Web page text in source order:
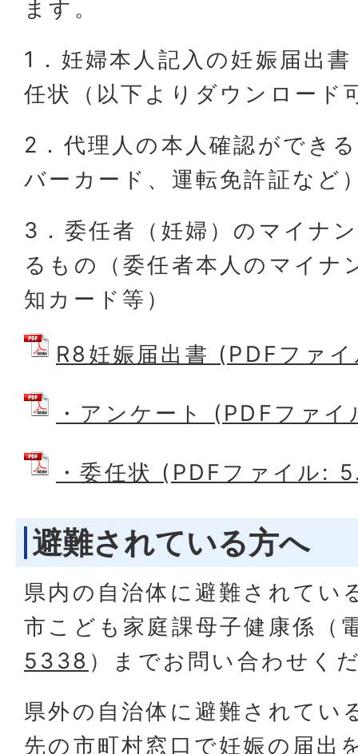
ます。
1．妊婦本人記入の妊娠届出
任状（以下よりダウンロード
2．代理人の本人確認ができ
バーカード、運転免許証など
3．委任者（妊婦）のマイナ
るもの（委任者本人のマイナ
知カード等）
R8妊娠届出書 (PDFファ
・アンケート (PDFファ
・委任状 (PDFファイル:
避難されている方へ
県内の自治体に避難されてい
市こども家庭課母子健康係（
5338 ）までお問い合わせく
県外の自治体に避難されてい
先の市町村窓口で妊娠の届出